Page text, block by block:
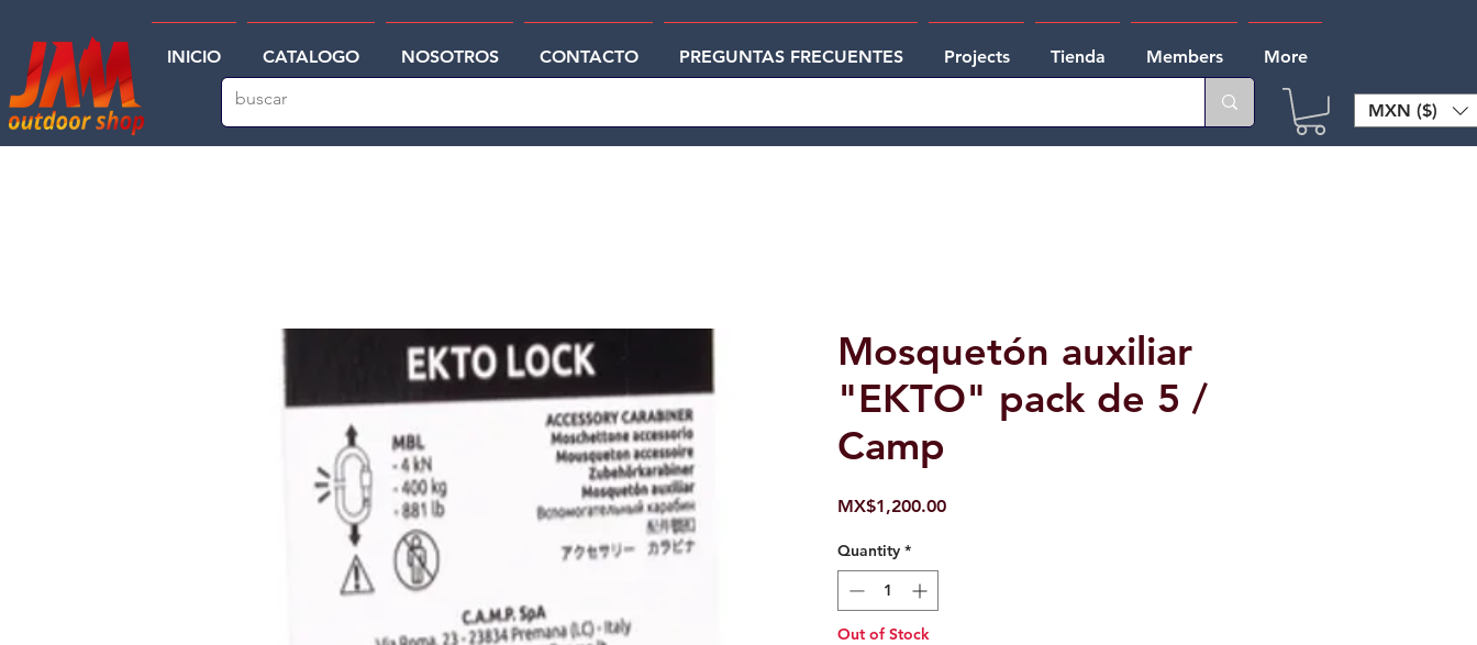
INICIO CATALOGO NOSOTROS CONTACTO PREGUNTAS FRECUENTES Projects Tienda Members More
MXN ($)
Mosquetón auxiliar
"EKTO" pack de 5 /
Camp
MX$1,200.00Price
Quantity *
Out of Stock